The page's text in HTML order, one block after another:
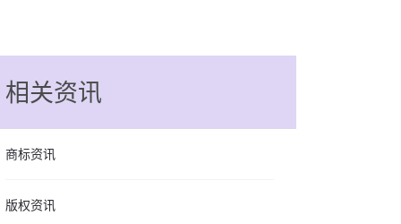
相关资讯
商标资讯
版权资讯